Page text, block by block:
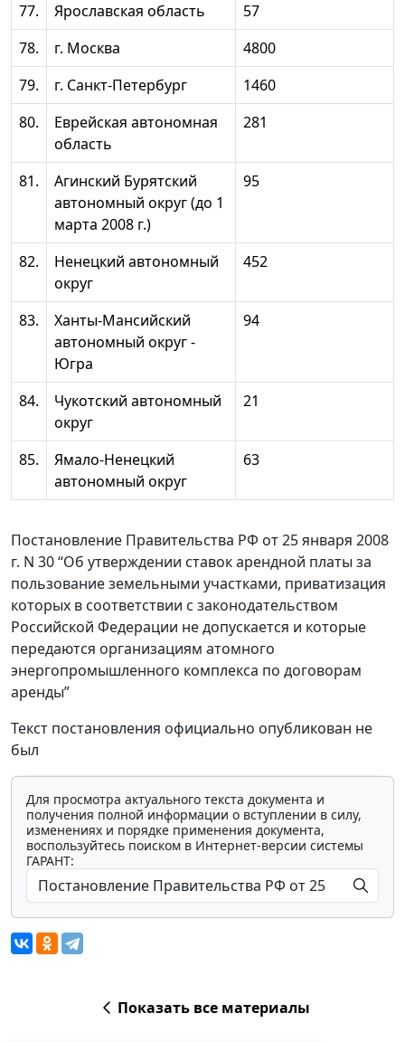
77. Ярославская область
57
78.
г. Москва
4800
79.
г. Санкт-Петербург
1460
80.
Еврейская автономная
область
281
81.
Агинский Бурятский
автономный округ (до 1
марта 2008 г.)
95
82.
Ненецкий автономный
округ
452
83.
Ханты-Мансийский
автономный округ -
Югра
94
84.
Чукотский автономный
округ
21
85.
Ямало-Ненецкий
автономный округ
63
Постановление Правительства РФ от 25 января 2008
г. N 30 “Об утверждении ставок арендной платы за
пользование земельными участками, приватизация
которых в соответствии с законодательством
Российской Федерации не допускается и которые
передаются организациям атомного
энергопромышленного комплекса по договорам
аренды”
Текст постановления официально опубликован не
был
Для просмотра актуального текста документа и
получения полной информации о вступлении в силу,
изменениях и порядке применения документа,
воспользуйтесь поиском в Интернет-версии системы
ГАРАНТ:
Показать все материалы